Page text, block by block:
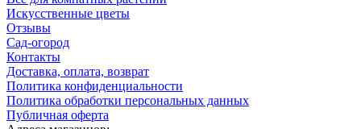
Искусственные цветы
Отзывы
Сад-огород
Контакты
Доставка, оплата, возврат
Политика конфиденциальности
Политика обработки персональных данных
Публичная оферта